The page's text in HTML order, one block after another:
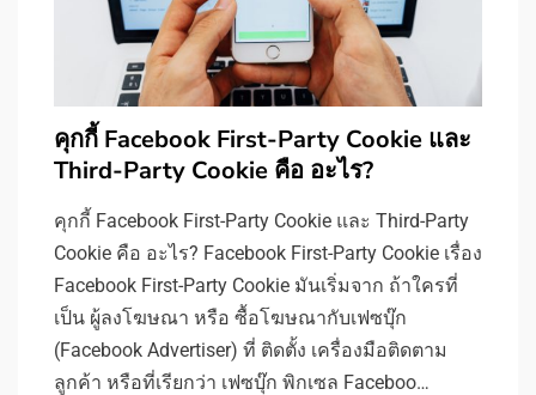
คุกกี้ Facebook First-Party Cookie และ
Third-Party Cookie คือ อะไร?
คุกกี้ Facebook First-Party Cookie และ Third-Party
Cookie คือ อะไร? Facebook First-Party Cookie เรื่อง
Facebook First-Party Cookie มันเริ่มจาก ถ้าใครที่
เป็น ผู้ลงโฆษณา หรือ ซื้อโฆษณากับเฟซบุ๊ก
(Facebook Advertiser) ที่ ติดตั้ง เครื่องมือติดตาม
ลูกค้า หรือที่เรียกว่า เฟซบุ๊ก พิกเซล Faceboo…